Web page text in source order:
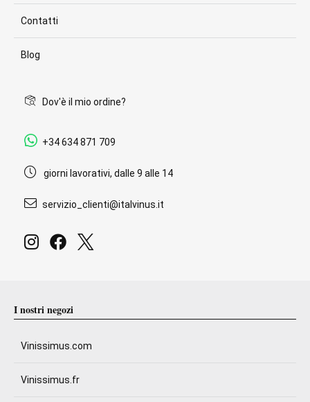
Contatti
Blog
Dov'è il mio ordine?
+34 634 871 709
giorni lavorativi, dalle 9 alle 14
servizio_clienti@italvinus.it
I nostri negozi
Vinissimus.com
Vinissimus.fr